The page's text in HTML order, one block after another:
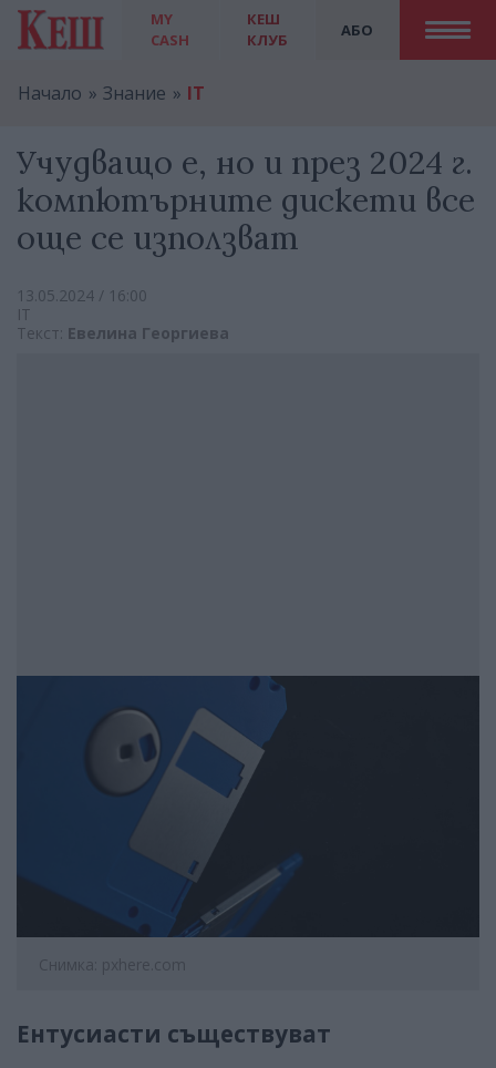
MY
CASH
АБО
КЕШ
КЛУБ
Начало Знание IT
Учудващо е, но и през 2024 г.
компютърните дискети все
още се използват
13.05.2024 / 16:00
IT
Текст: Евелина Георгиева
Снимка: pxhere.com
Ентусиасти съществуват